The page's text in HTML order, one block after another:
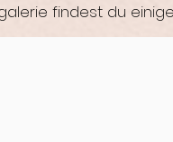
findest du